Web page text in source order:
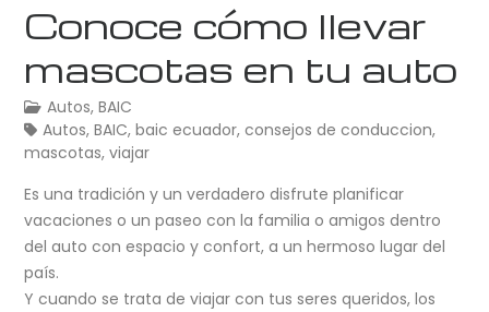
Conoce cómo llevar
mascotas en tu auto
Autos,BAIC
Autos,BAIC,baic ecuador,consejos de conduccion,
mascotas,viajar
Es una tradición y un verdadero disfrute planificar
vacaciones o un paseo con la familia o amigos dentro
del auto con espacio y confort, a un hermoso lugar del
país.
Y cuando se trata de viajar con tus seres queridos, los